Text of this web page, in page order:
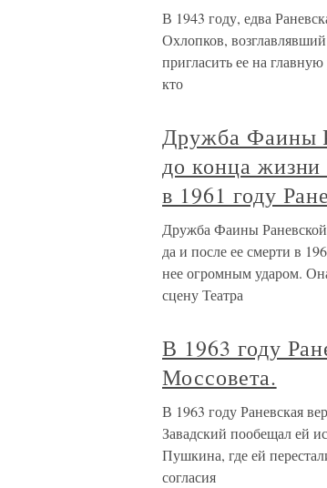
В 1943 году, едва
Охлопков,
пригласить ее на
кто
Дружба Фаины
до конца
в 1961 году
Дружба Фаины
да и после ее смерти в
нее огромным ударом.
сцену Театра
В 1963 году
Моссовета.
В 1963 году Раневская
Завадский пообещал ей
Пушкина, где ей
согласия